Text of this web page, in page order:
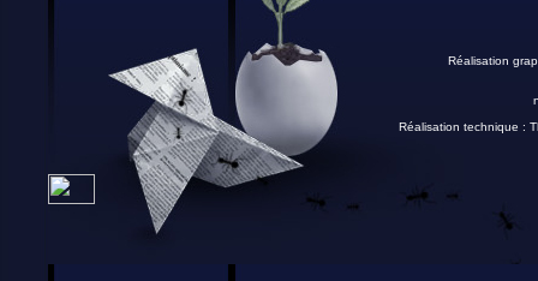
Réalisation
Réalisation technique :